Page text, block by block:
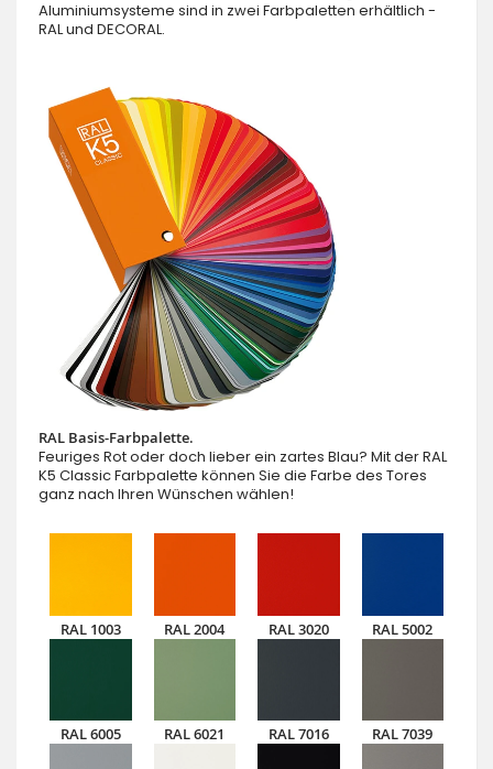
Aluminiumsysteme sind in zwei Farbpaletten erhältlich -
RAL und DECORAL.
RAL Basis-Farbpalette.
Feuriges Rot oder doch lieber ein zartes Blau? Mit der RAL
K5 Classic Farbpalette können Sie die Farbe des Tores
ganz nach Ihren Wünschen wählen!
RAL 1003 RAL 2004 RAL 3020 RAL 5002
RAL 6005 RAL 6021 RAL 7016 RAL 7039